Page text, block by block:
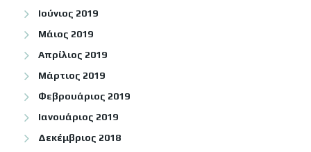
Ιούνιος 2019
Μάιος 2019
Απρίλιος 2019
Μάρτιος 2019
Φεβρουάριος 2019
Ιανουάριος 2019
Δεκέμβριος 2018